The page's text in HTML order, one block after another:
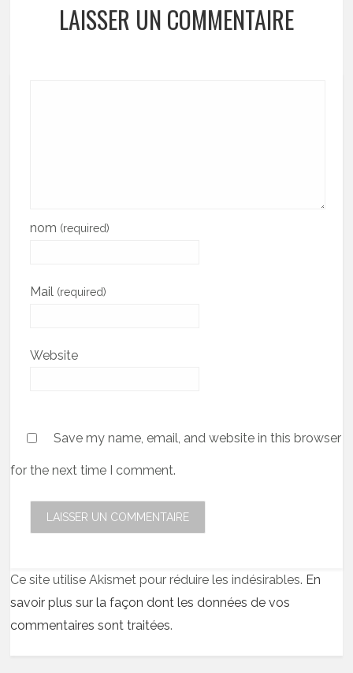
LAISSER UN COMMENTAIRE
nom (required)
Mail (required)
Website
Save my name, email, and website in this browser
for the next time I comment.
Ce site utilise Akismet pour réduire les indésirables. En
savoir plus sur la façon dont les données de vos
commentaires sont traitées.